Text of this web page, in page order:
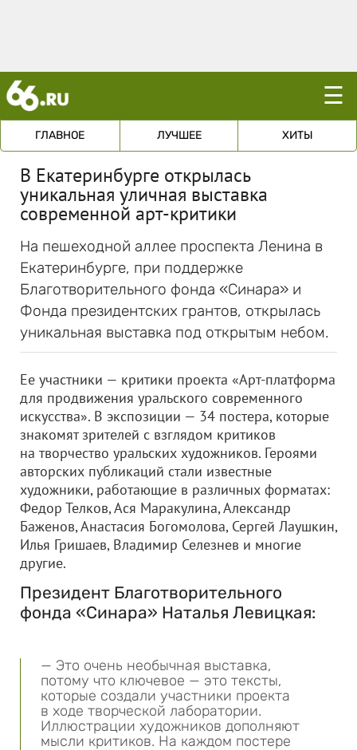
☰
ГЛАВНОЕ ЛУЧШЕЕ ХИТЫ
В Екатеринбурге открылась
уникальная уличная выставка
современной арт-критики
На пешеходной аллее проспекта Ленина в
Екатеринбурге, при поддержке
Благотворительного фонда «Синара» и
Фонда президентских грантов, открылась
уникальная выставка под открытым небом.
Ее участники — критики проекта «Арт-платформа
для продвижения уральского современного
искусства». В экспозиции — 34 постера, которые
знакомят зрителей с взглядом критиков
на творчество уральских художников. Героями
авторских публикаций стали известные
художники, работающие в различных форматах:
Федор Телков, Ася Маракулина, Александр
Баженов, Анастасия Богомолова, Сергей Лаушкин,
Илья Гришаев, Владимир Селезнев и многие
другие.
Президент Благотворительного
фонда «Синара» Наталья Левицкая:
— Это очень необычная выставка,
потому что ключевое — это тексты,
которые создали участники проекта
в ходе творческой лаборатории.
Иллюстрации художников дополняют
мысли критиков. На каждом постере